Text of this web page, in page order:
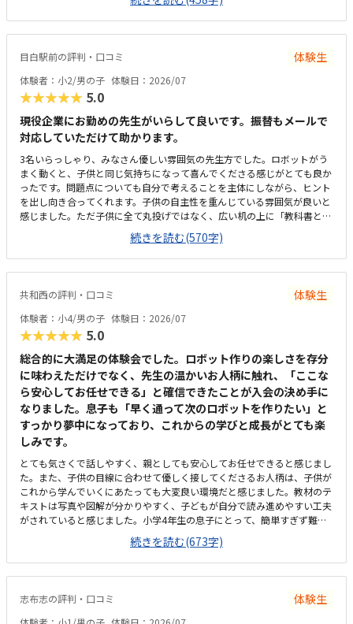
ので、習ってない兄弟が過ごしやすいと思いました。教室はシンプルで余
計なものが置いてないので集中できそうです。清潔な空間でした。授業を
1日に2コマとれたり、翌月に回したりできるのは助かります。料金は今の
います。子どもが自発的にどんどん作り進めていったのには正直驚きまし
た。最初からたくさんあれこれ説明されずブロックを触らせてもらったの
で楽しんで進めていけたのかもしれません。作り進めていく中で説明を入
れてもらい、理解し、さらに進めていけたのが良かったです。
目白駅前の評判・口コミ 体験生
体験者：小2/男の子 体験日：2026/07
★★★★★ 5.0
現役企業にお勤めの先生がいらして良いです。振替もメールで
対応していただけて助かります。
3名いらっしゃり、みなさん優しい雰囲気の先生方でした。ロボットがう
まく動くと、子供と同じ気持ちになって喜んでくださる感じがとても良か
ったです。問題点についても自分で考えることを主体にしながら、ヒント
を出し向き合ってくれます。子供の自主性を重んじている雰囲気が良いと
感じました。ただ子供に全て丸投げではなく、広い机の上に「教科書とキ
ットをどこに置いたらやりやすいかな？」と声をかけてくださり、そこか
ら自分で考えていました。ロボット作りもヒントをいただきながら、自分
で教科書を読んで作り上げていました。駅近くですが、静かな環境です。
急な坂道があるので、暑い夏など、重いキットを背負っていく小さな子供
ールも良いです。教室にある教科書などもきちんと整理整頓されていま
す。キット代が兄弟割引で半額になりました。入会金も無料に。欲を言え
ば、毎月の月謝も兄弟割引があると更に良いなと思います。（上記3の回
答と同じ）子供の自主性を重んじている雰囲気が良いと感じました。ただ
子供に全て丸投げではなく、広い机の上に「教科書とキットをどこに置い
たらやりやすいかな？」と声をかけてくださり、そこから自分で考えてい
ました。ロボット作りもヒントをいただきながら、自分で教科書を読んで
作り上げていました。
続きを読む(570字)
共和西の評判・口コミ 体験生
体験者：小4/男の子 体験日：2026/07
★★★★★ 5.0
総合的に大満足の体験会でした。ロボット作りの楽しさを存分
に味わえただけでなく、先生の温かいお人柄に触れ、「ここな
ら安心してお任せできる」と確信できたことが入会の決め手に
なりました。息子も「早く通って次のロボットを作りたい」と
すっかり夢中になっており、これからの学びと成長がとても楽
しみです。
とても気さくで話しやすく、親としても安心してお任せできると感じまし
た。また、子供の目線に合わせて優しく接してくださるお人柄は、子供が
これから学んでいくにあたっても大変良い環境だと感じました。教材のテ
キストは写真や図解が分かりやすく、子どもが自分で読み進めやすい工夫
がされていると感じました。小学4年生の息子にとって、簡単すぎず難し
すぎない「ちょうど良い難易度」で、最後まで飽きることなく集中してロ
ボット作りに取り組むことができました。自分の力で完成させられたこと
が、本人の自信や達成感に繋がったようです。小学校（共和西小学校）の
すぐ隣にあり、場所がとても分かりやすかったです。家からのアクセスも
中にあり、明るく清潔感のある雰囲気でした。子どもが集中して細かい作
業に取り組める環境がしっかりと整っていると感じました。また、先生と
続きを読む(673字)
志布志の評判・口コミ 体験生